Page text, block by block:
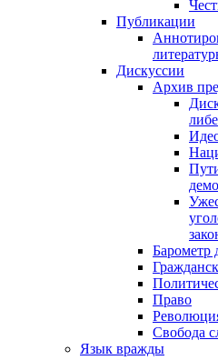
Публикации
Дискуссии
Архив
Барометр
Право
Свобода
Язык вражды